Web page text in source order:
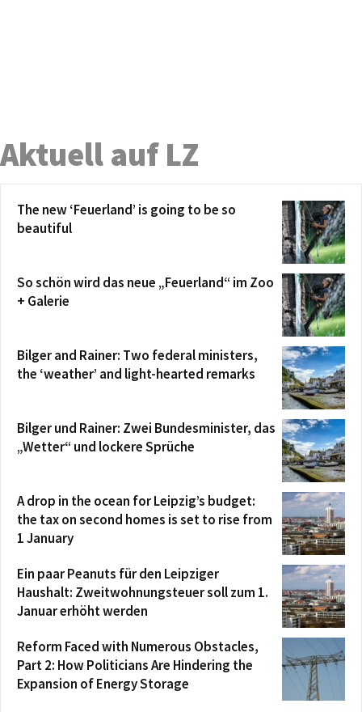
Aktuell auf LZ
The new ‘Feuerland’ is going to be so
beautiful
So schön wird das neue „Feuerland“ im Zoo
+ Galerie
Bilger and Rainer: Two federal ministers,
the ‘weather’ and light-hearted remarks
Bilger und Rainer: Zwei Bundesminister, das
„Wetter“ und lockere Sprüche
A drop in the ocean for Leipzig’s budget:
the tax on second homes is set to rise from
1 January
Ein paar Peanuts für den Leipziger
Haushalt: Zweitwohnungsteuer soll zum 1.
Januar erhöht werden
Reform Faced with Numerous Obstacles,
Part 2: How Politicians Are Hindering the
Expansion of Energy Storage